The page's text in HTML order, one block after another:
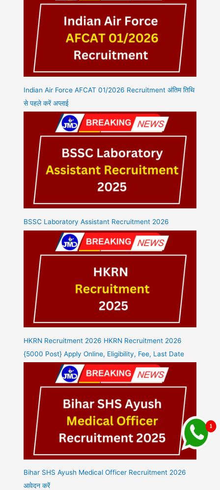
Indian Air Force AFCAT 01/2026 Recruitment अंतिम तिथि
से पहले करें अप्लाई
BSSC Laboratory Assistant Recruitment 2026
HKRN Recruitment 2026 HKRN Recruitment 2026
{5000 Post} Apply Online, Eligibility, Fee, Last Date
Bihar SHS Ayush Medical Officer Recruitment 2026
आवेदन करें